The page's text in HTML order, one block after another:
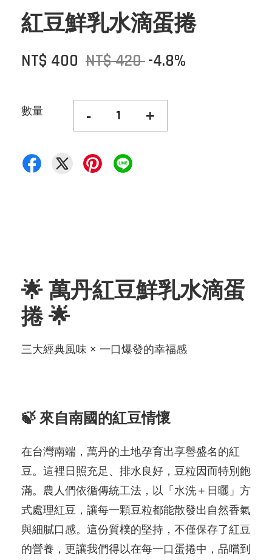
紅豆鮮乳水滴蛋捲
NT$ 400 NT$ 420-4.8%
數量 - +
🌟 萬丹紅豆鮮乳水滴蛋
捲 🌟
三大經典風味 × 一口爆發的幸福感
🍃 來自南國的紅豆情懷
在台灣南端，萬丹的土地孕育出享譽盛名的紅
豆。這裡日照充足、排水良好，豆粒因而特別飽
滿。農人們依循傳統工法，以「水洗＋日曬」方
式處理紅豆，讓每一顆豆粒都能散發出自然香氣
與細膩口感。這份質樸的堅持，不僅保存了紅豆
的營養，更讓我們得以在每一口蛋捲中，品嚐到